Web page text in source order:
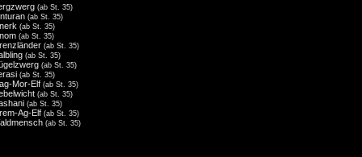
(ab St. 35)
(ab St. 35)
(ab St. 35)
(ab St. 35)
(ab St. 35)
(ab St. 35)
(ab St. 35)
(ab St. 35)
Mor-Elf (ab St. 35)
(ab St. 35)
(ab St. 35)
Ag-Elf (ab St. 35)
(ab St. 35)